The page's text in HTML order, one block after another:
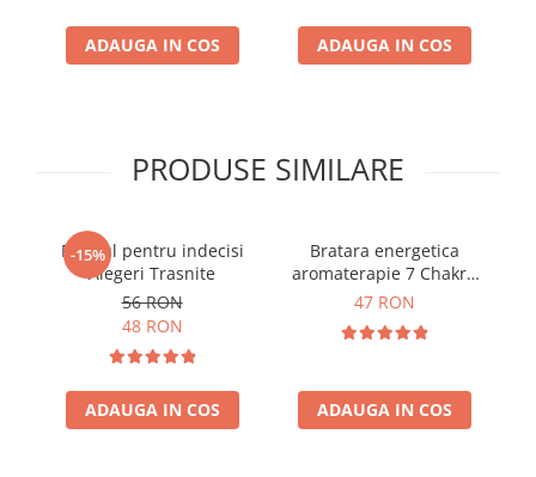
ADAUGA IN COS ADAUGA IN COS
PRODUSE SIMILARE
-15%
Pendul pentru indecisi
Alegeri Trasnite
56 RON
48 RON
ADAUGA IN COS
Bratara energetica
aromaterapie 7 Chakre
roca vulcanica
47 RON
ADAUGA IN COS